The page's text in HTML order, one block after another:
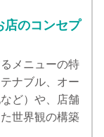
店のコンセプ
メニューの特
ナブル、オー
ど）や、店舗
世界観の構築